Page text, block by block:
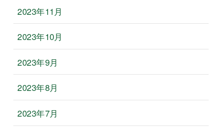
2023年11月
2023年10月
2023年9月
2023年8月
2023年7月